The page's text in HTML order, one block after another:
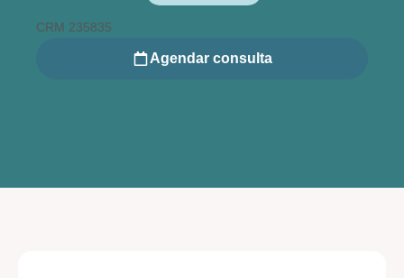
CRM 235835
Agendar consulta